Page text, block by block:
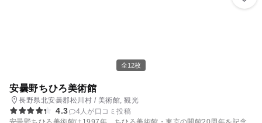
全12枚
安曇野ちひろ美術館
長野県北安曇郡松川村 / 美術館, 観光
4.3
4人が口コミ投稿